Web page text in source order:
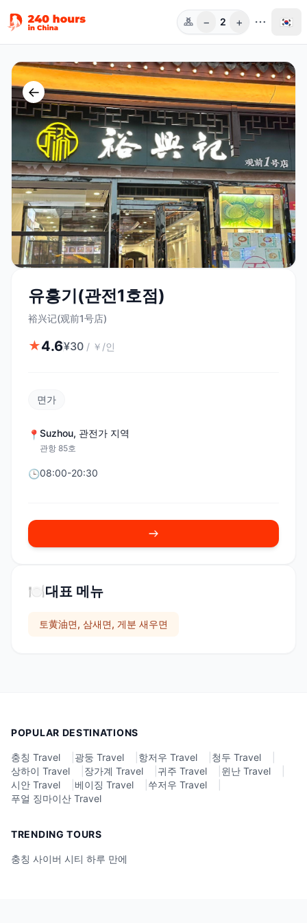
인원
− 2 + 🇰🇷
←
유흥기(관전1호점)
裕兴记(观前1号店)
★4.6¥30 / ￥/인
면가
📍 Suzhou, 관전가 지역
관항 85호
🕒08:00-20:30
🍽️대표 메뉴
토黄油면, 삼새면, 게분 새우면
POPULAR DESTINATIONS
충칭 Travel 광둥 Travel 항저우 Travel 청두 Travel
상하이 Travel
장가계 Travel 귀주 Travel 윈난 Travel
시안 Travel
베이징 Travel 쑤저우 Travel
푸얼 징마이산 Travel
TRENDING TOURS
충칭 사이버 시티 하루 만에